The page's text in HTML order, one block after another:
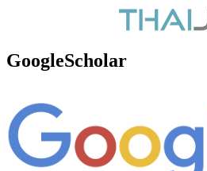
GoogleScholar